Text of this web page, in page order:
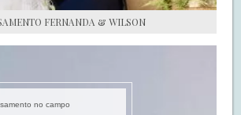
FERNANDA & WILSON
no campo